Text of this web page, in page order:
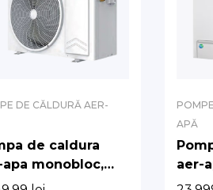
DE CĂLDURĂ AER-
de caldura
apa monobloc,
APĂ
aer-